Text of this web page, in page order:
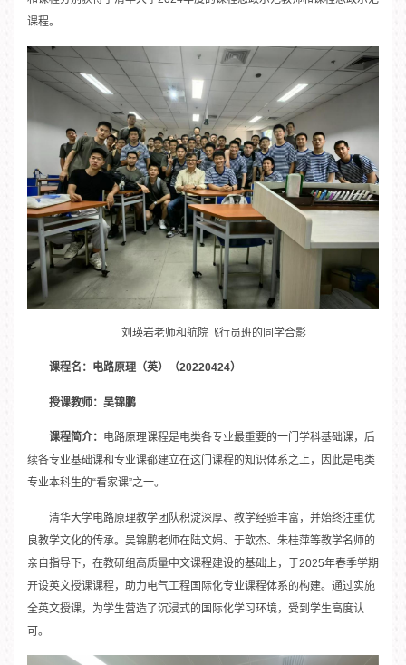
课程。
刘瑛岩老师和航院飞行员班的同学合影
课程名：电路原理（英）（20220424）
授课教师：吴锦鹏
课程简介： 电路原理课程是电类各专业最重要的一门学科基础课，后
续各专业基础课和专业课都建立在这门课程的知识体系之上，因此是电类
专业本科生的“看家课”之一。
清华大学电路原理教学团队积淀深厚、教学经验丰富，并始终注重优
良教学文化的传承。吴锦鹏老师在陆文娟、于歆杰、朱桂萍等教学名师的
亲自指导下，在教研组高质量中文课程建设的基础上，于2025年春季学期
开设英文授课课程，助力电气工程国际化专业课程体系的构建。通过实施
全英文授课，为学生营造了沉浸式的国际化学习环境，受到学生高度认
可。